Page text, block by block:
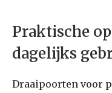
Praktische
dagelijks
Draaipoorten voor